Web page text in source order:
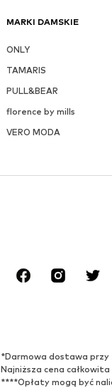
MARKI DAMSKIE
ONLY
TAMARIS
PULL&BEAR
florence by mills
VERO MODA
*Darmowa dostawa przy
Najniższa cena
****Opłaty mogą być